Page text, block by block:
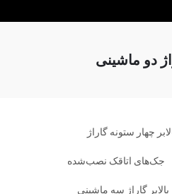
دو ماشینی
چهار ستونه گاراژ
جک‌های اتاقک نصب‌شده
بالابر گاراژ سه ماشینی